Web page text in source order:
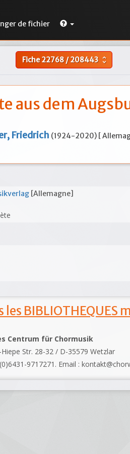
de fichier
Fiche22768/208443 unfold_more
aus dem
Friedrich (1924-2020) [
[Allemagne]
BIBLIOTHEQUES
Centrum für Chormusik
Str. 28-32 / D-35579 Wetzlar
9717271. Email :